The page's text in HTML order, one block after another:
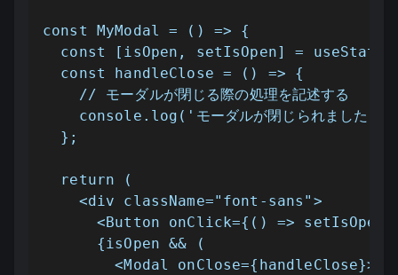
const MyModal = () => {
const [isOpen, setIsOpen] =
  const handleClose = () => {
    // モーダルが閉じる際の処理を記述する
    console.log('モーダルが閉じられました');
  };
  return (
    <div className="font-sans">
<Button onClick={() =>
      {isOpen && (
        <Modal onClose={handleClose}>